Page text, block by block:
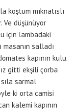
koştum mıknatıslı
Ve düşünüyor
için lambadaki
salladı
kapının kulu.
gitti ekşili çorba
sarmal
ki orta camisi
kalemi kapının